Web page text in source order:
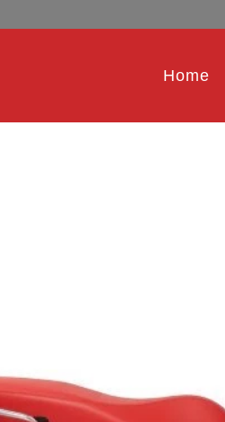
Home
- ALLE TECHNISCHEN DATEN